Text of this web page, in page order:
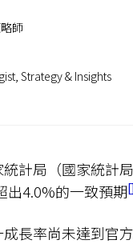
師
Strategy & Insights
計局（國家統計
出4.0%的一致預期
長率尚未達到官